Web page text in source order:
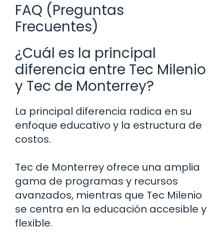
FAQ (Preguntas
Frecuentes)
¿Cuál es la principal
diferencia entre Tec Milenio
y Tec de Monterrey?
La principal diferencia radica en su
enfoque educativo y la estructura de
costos.
Tec de Monterrey ofrece una amplia
gama de programas y recursos
avanzados, mientras que Tec Milenio
se centra en la educación accesible y
flexible.